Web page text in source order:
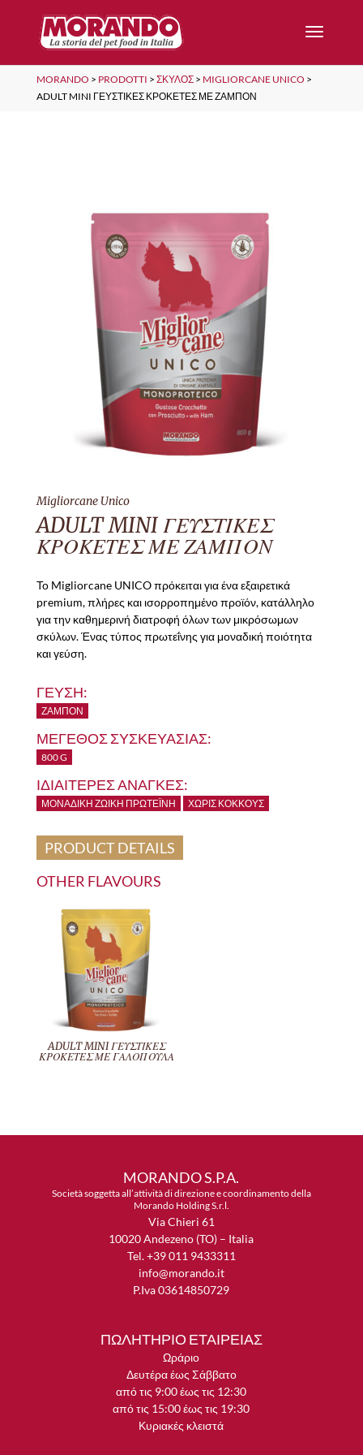
MORANDO > PRODOTTI > ΣΚΎΛΟΣ> MIGLIORCANE UNICO >
ADULT MINI ΓΕΥΣΤΙΚΕΣ ΚΡΟΚΕΤΕΣ ΜΕ ΖΑΜΠΟΝ
Migliorcane Unico
ADULT MINI ΓΕΥΣΤΙΚΕΣ
ΚΡΟΚΕΤΕΣ ΜΕ ΖΑΜΠΟΝ
Το Migliorcane UNICO πρόκειται για ένα εξαιρετικά
premium, πλήρες και ισορροπημένο προϊόν, κατάλληλο
για την καθημερινή διατροφή όλων των μικρόσωμων
σκύλων. Ένας τύπος πρωτεΐνης για μοναδική ποιότητα
και γεύση.
ΓΕΥΣΗ:
ΖΑΜΠΌΝ
ΜΕΓΕΘΟΣ ΣΥΣΚΕΥΑΣΙΑΣ:
800 G
ΙΔΙΑΙΤΕΡΕΣ ΑΝΑΓΚΕΣ:
ΜΟΝΑΔΙΚΉ ΖΩΙΚΉ ΠΡΩΤΕΪ́ΝΗ ΧΩΡΊΣ ΚΌΚΚΟΥΣ
PRODUCT DETAILS
OTHER FLAVOURS
ADULT MINI ΓΕΥΣΤΙΚΕΣ
ΚΡΟΚΕΤΕΣ ΜΕ ΓΑΛΟΠΟΥΛΑ
MORANDO S.P.A.
Società soggetta all’attività di direzione e coordinamento della
Morando Holding S.r.l.
Via Chieri 61
10020 Andezeno (TO) – Italia
Tel. +39 011 9433311
info@morando.it
P.Iva 03614850729
ΠΩΛΗΤΗΡΙΟ ΕΤΑΙΡΕΙΑΣ
Ωράριο
Δευτέρα έως Σάββατο
από τις 9:00 έως τις 12:30
από τις 15:00 έως τις 19:30
Κυριακές κλειστά